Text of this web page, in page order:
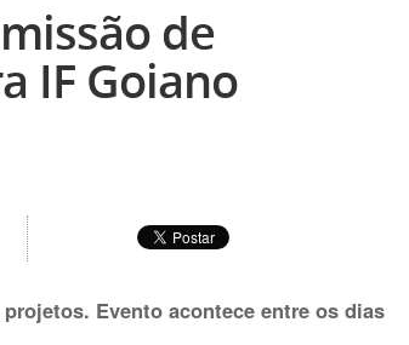
de
IF Goiano
Evento acontece entre os dias